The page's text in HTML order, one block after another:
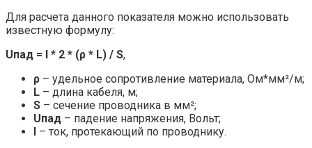
Для расчета данного показателя можно использовать
известную формулу:
Uпад = I * 2 * (ρ * L) / S,
ρ – удельное сопротивление материала, Ом*мм²/м;
L – длина кабеля, м;
S – сечение проводника в мм²;
Uпад – падение напряжения, Вольт;
I – ток, протекающий по проводнику.